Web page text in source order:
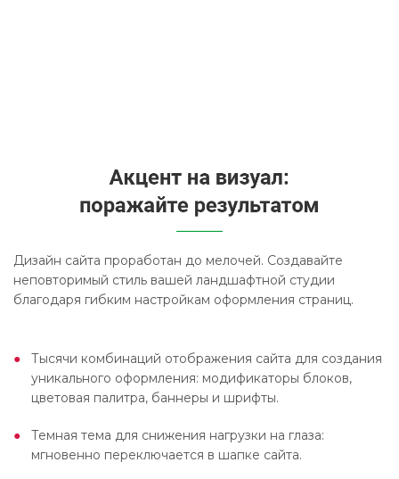
Дизайн сайта проработан до мелочей. Создавайте
неповторимый стиль вашей ландшафтной студии
благодаря гибким настройкам оформления страниц.
Тысячи комбинаций отображения сайта для создания
уникального оформления: модификаторы блоков,
цветовая палитра, баннеры и шрифты.
Темная тема для снижения нагрузки на глаза:
мгновенно переключается в шапке сайта.